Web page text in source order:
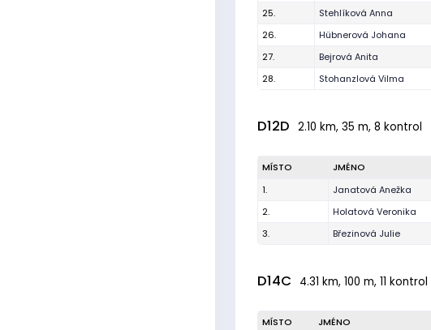
25.
Stehlíková Anna
26.
Hübnerová Johana
27.
Bejrová Anita
28.
Stohanzlová Vilma
D12D 2.10 km, 35 m, 8 kontrol
MÍSTO JMÉNO
1.
Janatová Anežka
2.
Holatová Veronika
3.
Březinová Julie
D14C 4.31 km, 100 m, 11 kontrol
MÍSTO JMÉNO